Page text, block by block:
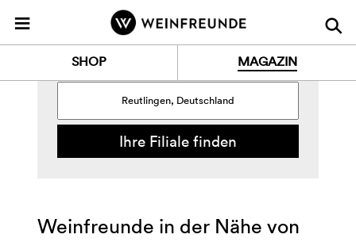
≡
Z
u
r
t
r
s
e
SHOP MAGAZIN
REUTLINGEN
Ihre Filiale finden
Weinfreunde in der Nähe von